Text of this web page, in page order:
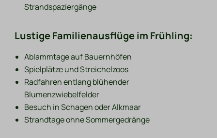
Strandspaziergänge
Lustige Familienausflüge im Frühling:
Ablammtage auf Bauernhöfen
Spielplätze und Streichelzoos
Radfahren entlang blühender
Blumenzwiebelfelder
Besuch in Schagen oder Alkmaar
Strandtage ohne Sommergedränge